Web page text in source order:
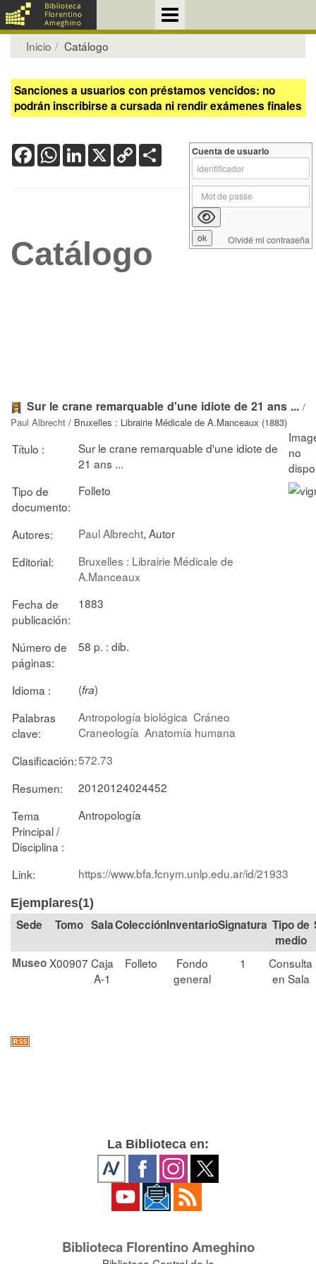
Inicio Catálogo
Sanciones a usuarios con préstamos vencidos: no
podrán inscribirse a cursada ni rendir exámenes finales
FacebookWhatsApp
LinkedIn
X Copy
Link
Catálogo
Sur le crane remarquable d'une idiote de 21 ans ... /
Paul Albrecht / Bruxelles : Librairie Médicale de A.Manceaux (1883)
Título :
Sur le crane remarquable d'une idiote de
21 ans ...
Tipo de
documento:
Folleto
Autores: Paul Albrecht, Autor
Editorial:
Bruxelles : Librairie Médicale de
A.Manceaux
Fecha de
publicación:
1883
Número de
páginas:
58 p. : dib.
Idioma : (fra)
Palabras
clave:
Antropología biológica Cráneo
Craneología Anatomía humana
Clasificación:572.73
Resumen:
20120124024452
Tema
Principal /
Disciplina :
Antropología
Link: https://www.bfa.fcnym.unlp.edu.ar/id/21933
Ejemplares(1)
Tomo SalaColección Signatura Tipo de
medio
MuseoX00907 Caja
A-1
Folleto
Fondo
general
1
Consulta
en Sala
Cuenta de usuario
Olvidé mi contraseña
La Biblioteca en:
Biblioteca Florentino Ameghino